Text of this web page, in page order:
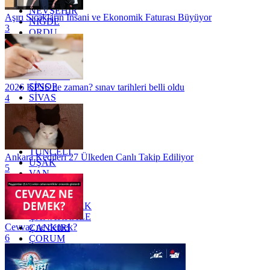
NEVŞEHİR
NİĞDE
ORDU
OSMANİYE
RİZE
SAKARYA
SAMSUN
SİNOP
SİVAS
SİİRT
TEKİRDAĞ
TOKAT
TRABZON
TUNCELİ
UŞAK
VAN
YALOVA
YOZGAT
ZONGULDAK
ÇANAKKALE
ÇANKIRI
ÇORUM
İSTANBUL
İZMİR
Aşırı Sıcakların İnsani ve Ekonomik Faturası Büyüyor
3
2026 KPSS ne zaman? sınav tarihleri belli oldu
4
Ankara Kedileri 27 Ülkeden Canlı Takip Ediliyor
5
Cevvaz ne demek?
6